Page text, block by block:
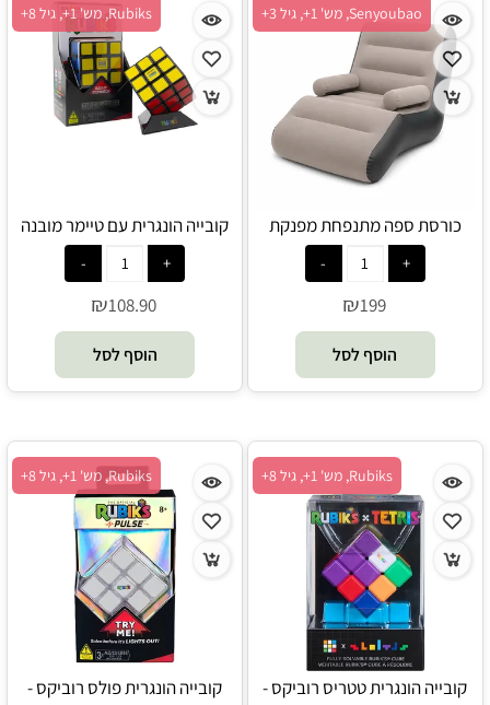
Senyoubao, מש' 1+, גיל 3+
כורסת ספה מתנפחת מפנקת
וגדולה עם משענות ידיים -
Senyoubao
₪199
הוסף לסל
Rubiks, מש' 1+, גיל 8+
קובייה הונגרית עם טיימר מובנה
טיימר רוביקס - Rubik's
₪108.90
הוסף לסל
Rubiks, מש' 1+, גיל 8+
קובייה הונגרית טטריס רוביקס -
Rubiks, מש' 1+, גיל 8+
קובייה הונגרית פולס רוביקס -